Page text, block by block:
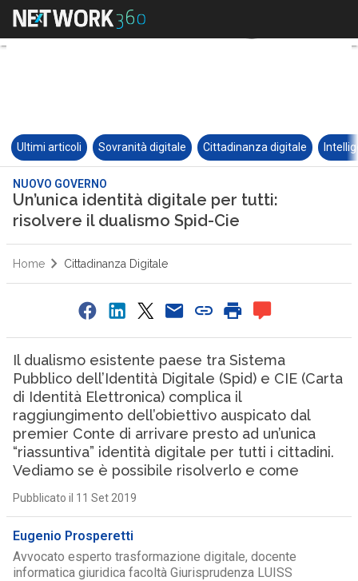
Ultimi articoli Sovranità digitale Cittadinanza digitale
NUOVO GOVERNO
Un’unica identità digitale per tutti:
risolvere il dualismo Spid-Cie
Home Cittadinanza Digitale
Il dualismo esistente paese tra Sistema
Pubblico dell’Identità Digitale (Spid) e CIE (Carta
di Identità Elettronica) complica il
raggiungimento dell’obiettivo auspicato dal
premier Conte di arrivare presto ad un’unica
“riassuntiva” identità digitale per tutti i cittadini.
Vediamo se è possibile risolverlo e come
Pubblicato il 11 Set 2019
Eugenio Prosperetti
Avvocato esperto trasformazione digitale, docente
informatica giuridica facoltà Giurisprudenza LUISS